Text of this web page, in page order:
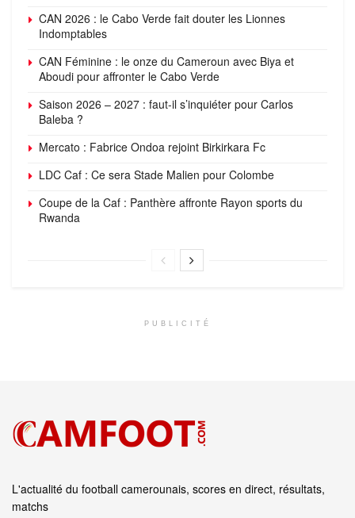
CAN 2026 : le Cabo Verde fait douter les Lionnes
Indomptables
CAN Féminine : le onze du Cameroun avec Biya et
Aboudi pour affronter le Cabo Verde
Saison 2026 – 2027 : faut-il s’inquiéter pour Carlos
Baleba ?
Mercato : Fabrice Ondoa rejoint Birkirkara Fc
LDC Caf : Ce sera Stade Malien pour Colombe
Coupe de la Caf : Panthère affronte Rayon sports du
Rwanda
PUBLICITÉ
L'actualité du football camerounais, scores en direct, résultats,
matchs